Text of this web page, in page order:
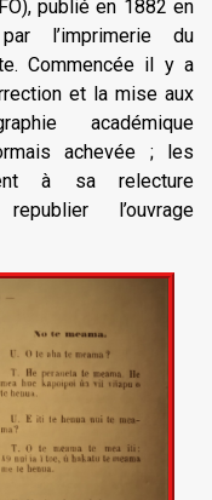
publié en 1882 en
l’imprimerie du
Commencée il y a
et la mise aux
académique
achevée ; les
à sa relecture
l’ouvrage